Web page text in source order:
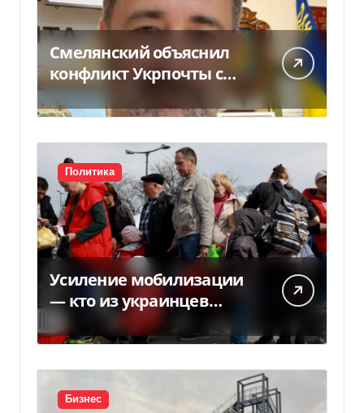
Смелянский объяснил
конфликт Укрпочты с
НБУ из-за платежек
Политика
Усиление мобилизации
— кто из украинцев
потеряет право на
временную защиту в ЕС
Бизнес